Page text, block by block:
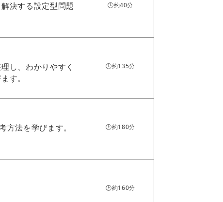
決する設定型問題
🕒約40分
し、わかりやすく
す。
🕒約135分
法を学びます。
🕒約180分
🕒約160分